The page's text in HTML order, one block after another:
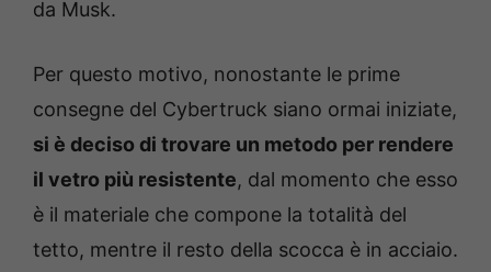
da Musk.
Per questo motivo, nonostante le prime
consegne del Cybertruck siano ormai iniziate,
si è deciso di trovare un metodo per rendere
il vetro più resistente, dal momento che esso
è il materiale che compone la totalità del
tetto, mentre il resto della scocca è in acciaio.